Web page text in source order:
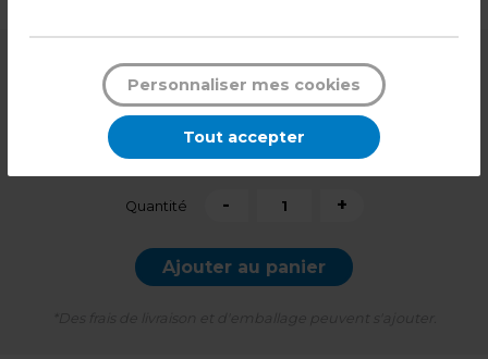
2,99€ HT
3,59
€ TTC*
Pqt de 100
Quantité - +
Ajouter au panier
Personnaliser mes cookies
Tout accepter